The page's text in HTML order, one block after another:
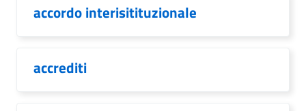
accordo interisitituzionale
accrediti